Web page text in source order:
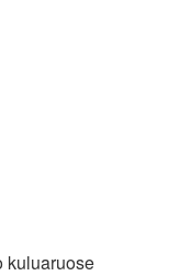
kuluaruose